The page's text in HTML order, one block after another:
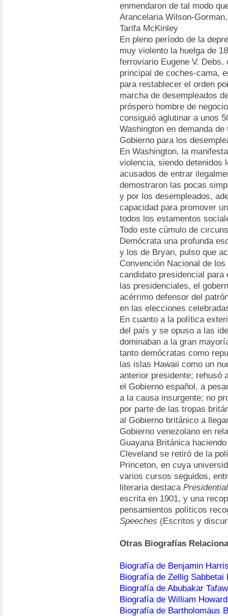
enmendaron de tal modo
Arancelaria Wilson-
Tarifa McKinley
En pleno período de la
muy violento la huelga de
ferroviario Eugene V.
principal de coches-cama,
para restablecer el orden
marcha de desempleados
próspero hombre de
consiguió aglutinar a unos
Washington en demanda
Gobierno para los
En Washington, la
violencia, siendo detenidos
acusados de entrar
demostraron las pocas
y por los desempleados,
capacidad para promover
todos los estamentos
Todo este cúmulo de
Demócrata una profunda
y los de Bryan, pulso que
Convención Nacional de
candidato presidencial para
las presidenciales, el
acérrimo defensor del
en las elecciones
En cuanto a la política
del país y se opuso a las
dominaban a la gran
tanto demócratas como
las islas Hawaii como un
anterior presidente; rehusó
el Gobierno español, a
a la causa insurgente; no
por parte de las tropas
al Gobierno británico a
Gobierno venezolano en
Guayana Británica
Cleveland se retiró de la
Princeton, en cuya
varios cursos seguidos,
literaria destaca
escrita en 1901, y una
pensamientos políticos
Speeches (Escritos y
Otras Biografías
Biografía de Benjamin
Biografía de Zellig Sabbetai
Biografía de Abubakar
Biografía de William
Biografía de Bartholomäus